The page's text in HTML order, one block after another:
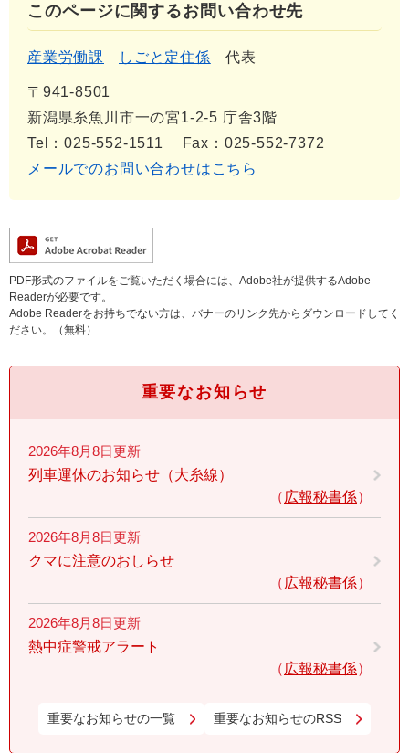
このページに関するお問い合わせ先
産業労働課 しごと定住係 代表
〒941-8501
新潟県糸魚川市一の宮1-2-5 庁舎3階
Tel：025-552-1511
Fax：025-552-7372
メールでのお問い合わせはこちら
PDF形式のファイルをご覧いただく場合には、Adobe社が提供するAdobe
Readerが必要です。
Adobe Readerをお持ちでない方は、バナーのリンク先からダウンロードしてく
ださい。（無料）
重要なお知らせ
2026年8月8日更新
列車運休のお知らせ（大糸線）
広報秘書係
2026年8月8日更新
クマに注意のおしらせ
広報秘書係
2026年8月8日更新
熱中症警戒アラート
広報秘書係
重要なお知らせの一覧 重要なお知らせのRSS